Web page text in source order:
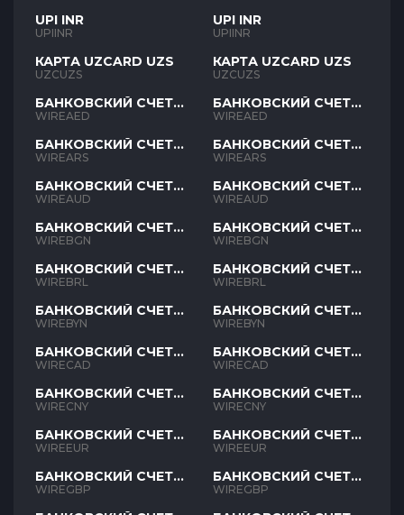
UPI INR
UPIINR
КАРТА UZCARD UZS
UZCUZS
БАНКОВСКИЙ СЧЕТ
AED
WIREAED
БАНКОВСКИЙ СЧЕТ
ARS
WIREARS
БАНКОВСКИЙ СЧЕТ
AUD
WIREAUD
БАНКОВСКИЙ СЧЕТ
BGN
WIREBGN
БАНКОВСКИЙ СЧЕТ
BRL
WIREBRL
БАНКОВСКИЙ СЧЕТ
BYN
WIREBYN
БАНКОВСКИЙ СЧЕТ
CAD
WIRECAD
БАНКОВСКИЙ СЧЕТ
CNY
WIRECNY
БАНКОВСКИЙ СЧЕТ
EUR
WIREEUR
БАНКОВСКИЙ СЧЕТ
GBP
WIREGBP
UPI INR
UPIINR
КАРТА UZCARD UZS
UZCUZS
БАНКОВСКИЙ СЧЕТ
AED
WIREAED
БАНКОВСКИЙ СЧЕТ
ARS
WIREARS
БАНКОВСКИЙ СЧЕТ
AUD
WIREAUD
БАНКОВСКИЙ СЧЕТ
BGN
WIREBGN
БАНКОВСКИЙ СЧЕТ
BRL
WIREBRL
БАНКОВСКИЙ СЧЕТ
BYN
WIREBYN
БАНКОВСКИЙ СЧЕТ
CAD
WIRECAD
БАНКОВСКИЙ СЧЕТ
CNY
WIRECNY
БАНКОВСКИЙ СЧЕТ
EUR
WIREEUR
БАНКОВСКИЙ СЧЕТ
GBP
WIREGBP